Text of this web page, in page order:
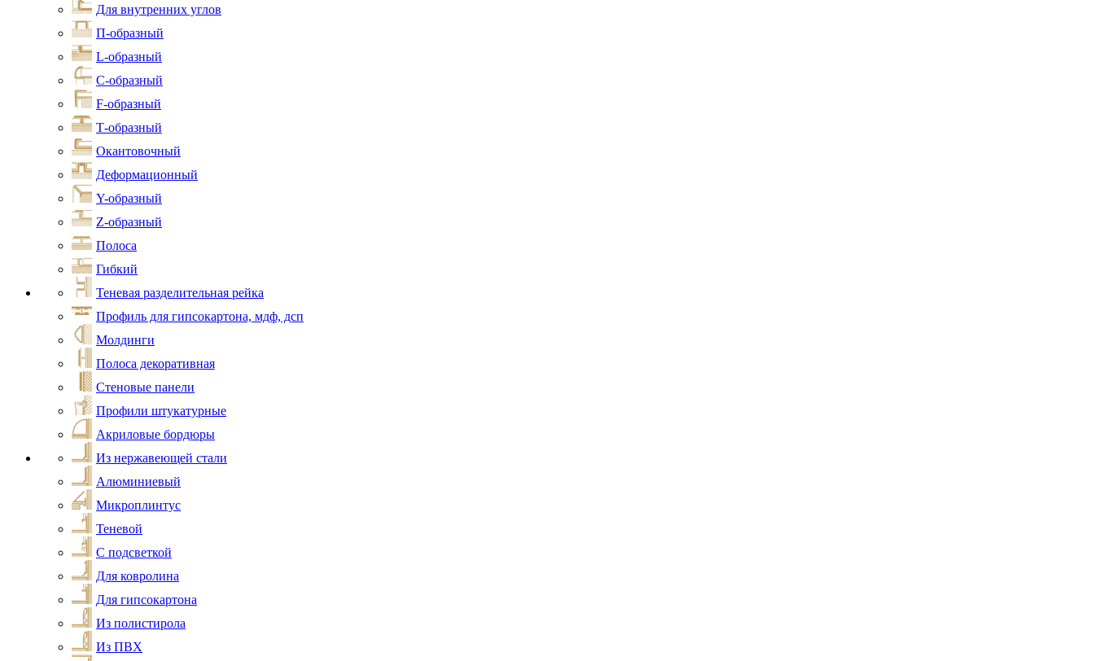
Для внутренних углов
П-образный
L-образный
С-образный
F-образный
Т-образный
Окантовочный
Деформационный
Y-образный
Z-образный
Полоса
Гибкий
Теневая разделительная рейка
Профиль для гипсокартона, мдф, дсп
Молдинги
Полоса декоративная
Стеновые панели
Профили штукатурные
Акриловые бордюры
Из нержавеющей стали
Алюминиевый
Микроплинтус
Теневой
С подсветкой
Для ковролина
Для гипсокартона
Из полистирола
Из ПВХ